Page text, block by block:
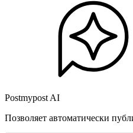
Postmypost AI
Позволяет автоматически